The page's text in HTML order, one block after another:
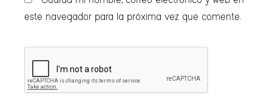
este navegador para la próxima vez que comente.